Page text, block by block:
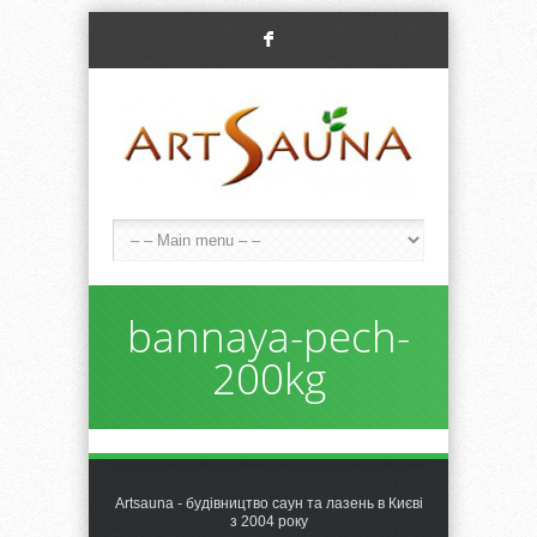
F
bannaya-pech-
200kg
Artsauna - будівництво саун та лазень в Києві
з 2004 року